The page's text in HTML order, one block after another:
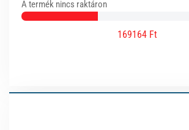
A termék nincs raktáron
169164 Ft